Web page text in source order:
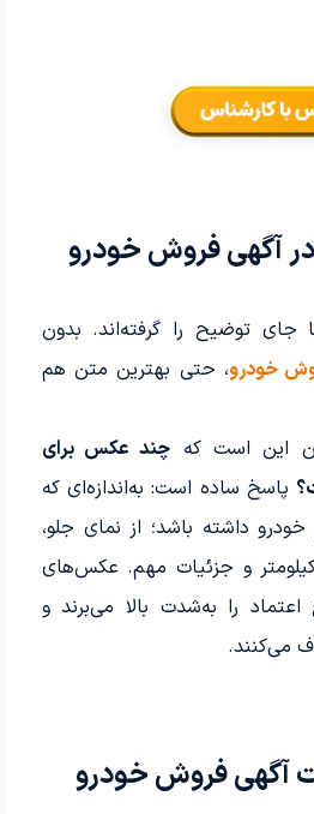
آگهی فروش خودرو
جای توضیح را گرفته‌اند. بدون
خودرو، حتی بهترین متن هم
این است که چند عکس برای
پاسخ ساده است: به‌اندازه‌ای که
خودرو داشته باشد؛ از نمای جلو،
کیلومتر و جزئیات مهم. عکس‌های
را به‌شدت بالا می‌برند و
می‌کنند.
آگهی فروش خودرو